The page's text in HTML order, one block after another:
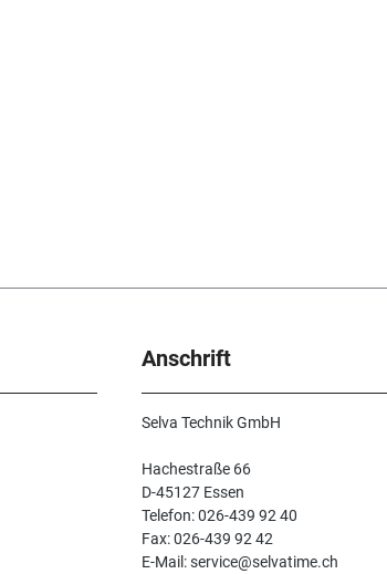
Anschrift
Selva Technik GmbH
Hachestraße 66
D-45127 Essen
Telefon: 026-439 92 40
Fax: 026-439 92 42
E-Mail: service@selvatime.ch